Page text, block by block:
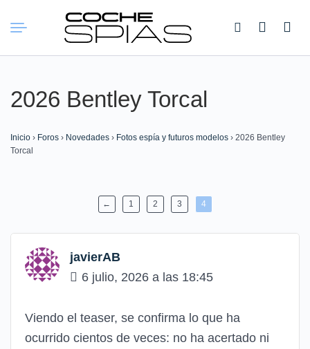
Buscar:
2026 Bentley Torcal
Inicio › Foros › Novedades › Fotos espía y futuros modelos › 2026 Bentley
Torcal
← 1 2 3 4
javierAB
6 julio, 2026 a las 18:45
Viendo el teaser, se confirma lo que ha
ocurrido cientos de veces: no ha acertado ni